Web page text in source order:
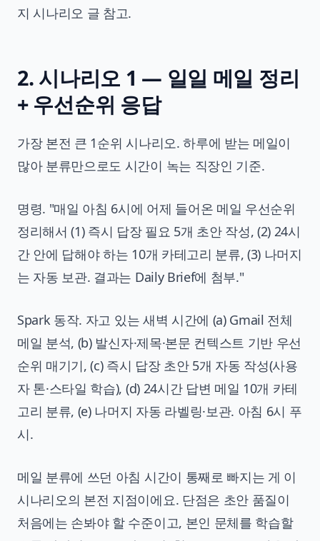
지 시나리오 글 참고.
2. 시나리오 1 — 일일 메일 정리
+ 우선순위 응답
가장 본전 큰 1순위 시나리오. 하루에 받는 메일이
많아 분류만으로도 시간이 녹는 직장인 기준.
명령. "매일 아침 6시에 어제 들어온 메일 우선순위
정리해서 (1) 즉시 답장 필요 5개 초안 작성, (2) 24시
간 안에 답해야 하는 10개 카테고리 분류, (3) 나머지
는 자동 보관. 결과는 Daily Brief에 첨부."
Spark 동작. 자고 있는 새벽 시간에 (a) Gmail 전체
메일 분석, (b) 발신자·제목·본문 컨텍스트 기반 우선
순위 매기기, (c) 즉시 답장 초안 5개 자동 작성(사용
자 톤·스타일 학습), (d) 24시간 답변 메일 10개 카테
고리 분류, (e) 나머지 자동 라벨링·보관. 아침 6시 푸
시.
메일 분류에 쓰던 아침 시간이 통째로 빠지는 게 이
시나리오의 본전 지점이에요. 단점은 초안 품질이
처음에는 손봐야 할 수준이고, 본인 문체를 학습할